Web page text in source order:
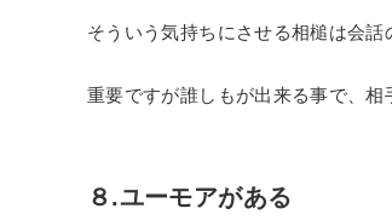
そういう気持ちにさせる相槌は会話
重要ですが誰しもが出来る事で、相
８.ユーモアがある